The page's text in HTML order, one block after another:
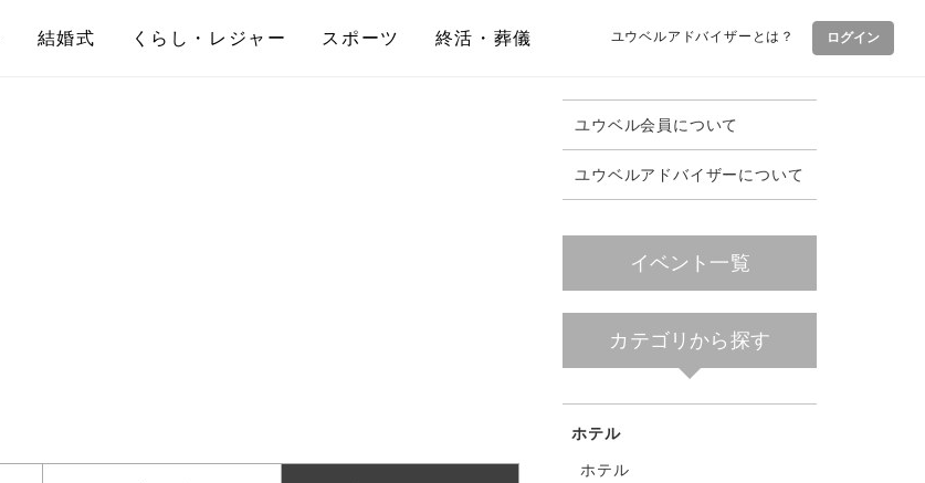
結婚式 くらし・レジャー スポーツ 終活・葬儀 ユウベルアドバイザーとは？ ログイン
ユウベル会員について
ユウベルアドバイザーについて
イベント一覧
カテゴリから探す
ホテル
ホテル